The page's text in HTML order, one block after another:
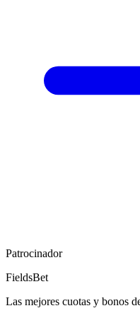
Patrocinador
FieldsBet
Las mejores cuotas y bonos